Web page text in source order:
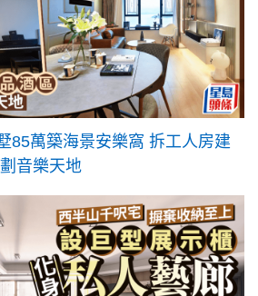
85萬築海景安樂窩 拆工人房建
音樂天地